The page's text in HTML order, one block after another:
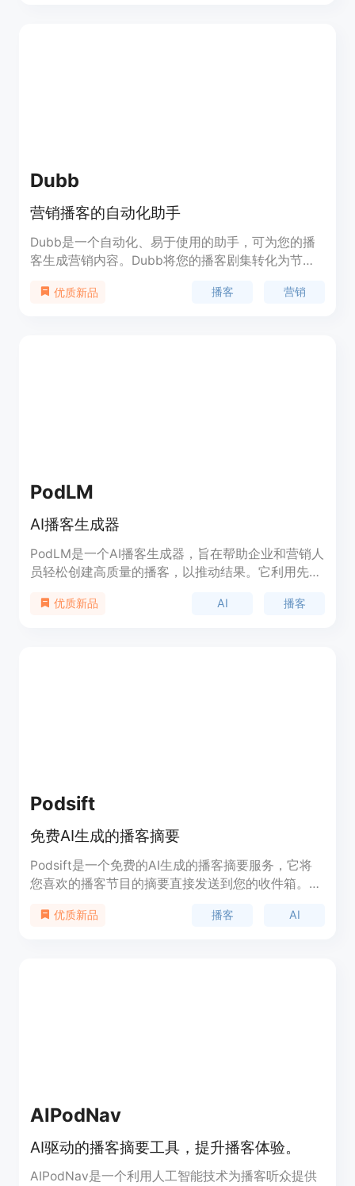
Dubb
营销播客的自动化助手
Dubb是一个自动化、易于使用的助手，可为您的播
客生成营销内容。Dubb将您的播客剧集转化为节目
容，助您在每个平台上进行营销。
优质新品 播客 营销
PodLM
AI播客生成器
PodLM是一个AI播客生成器，旨在帮助企业和营销人
员轻松创建高质量的播客，以推动结果。它利用先进
化的内容来源，并且是一个NotebookLM的替代品，
优质新品 AI 播客
Podsift
免费AI生成的播客摘要
Podsift是一个免费的AI生成的播客摘要服务，它将
您喜欢的播客节目的摘要直接发送到您的收件箱。您
的播客，然后每次发布新剧集时，您就会收到摘要。
优质新品 播客 AI
AIPodNav
AI驱动的播客摘要工具，提升播客体验。
AIPodNav是一个利用人工智能技术为播客听众提供